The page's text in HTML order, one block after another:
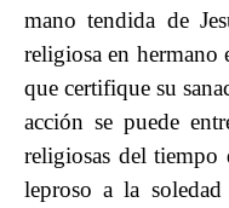
mano tendida de
religiosa en hermano
que certifique su
acción se puede
religiosas del tiempo
leproso a la